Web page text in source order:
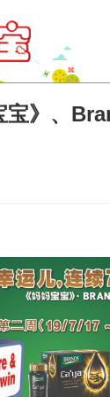
宝》、